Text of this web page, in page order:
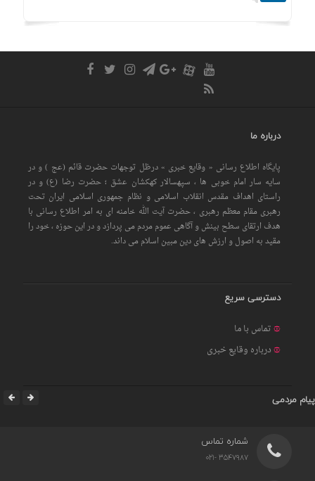
درباره ما
پایگاه اطلاع رسانی « وقایع خبری » درظل توجهات حضرت قائم (عج ) و در
سایه سار امام خوبی ها ، سپهسالار کهکشان عشق ؛ حضرت رضا (ع) و در
راستای اهداف مقدس انقلاب اسلامی و نظام جمهوری اسلامی ایران تحت
رهبری مقام معظم رهبری ، حضرت آیت الله خامنه ای به امر اطلاع رسانی با
هدف ارتقای سطح بینش و آگاهی عموم مردم می پردازد و در این حوزه ، خود را
مقید به اصول و ارزش های دین مبین اسلام می داند.
دسترسی سریع
تماس با ما
درباره وقایع خبری
پیام مردمی
شماره تماس
3547987 -021